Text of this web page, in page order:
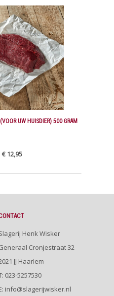
UW HUISDIER) 500 GRAM
€ 12,95
Henk Wisker
Cronjestraat 32
JJ Haarlem
023-5257530
info@slagerijwisker.nl